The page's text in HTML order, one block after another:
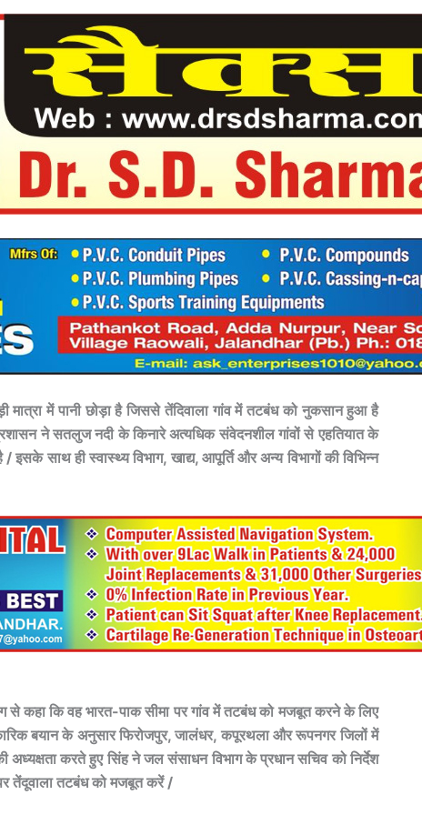
मात्रा में पानी छोड़ा है जिससे तेंदिवाला गांव में तटबंध को नुकसान हुआ है
ने सतलुज नदी के किनारे अत्यधिक संवेदनशील गांवों से एहतियात के
इसके साथ ही स्वास्थ्य विभाग, खाद्य, आपूर्ति और अन्य विभागों की विभिन्न
से कहा कि वह भारत-पाक सीमा पर गांव में तटबंध को मजबूत करने के लिए
बयान के अनुसार फिरोजपुर, जालंधर, कपूरथला और रूपनगर जिलों में
अध्यक्षता करते हुए सिंह ने जल संसाधन विभाग के प्रधान सचिव को निर्देश
तेंदूवाला तटबंध को मजबूत करें /